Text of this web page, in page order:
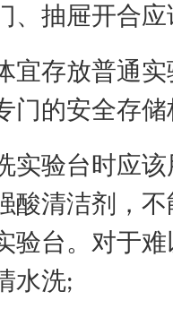
抽屉开合应
存放普通实
门的安全存
验台时应该
酸清洁剂，
验台。对于
水洗;